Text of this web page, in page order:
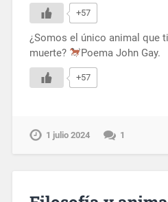
+57
¿Somos el único animal que
muerte?
Poema John Gay.
+57
1 julio 2024 1